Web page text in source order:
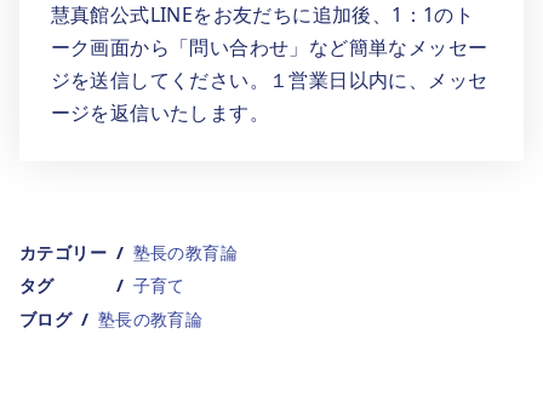
慧真館公式LINEをお友だちに追加後、1：1のト
ーク画面から「問い合わせ」など簡単なメッセー
ジを送信してください。１営業日以内に、メッセ
ージを返信いたします。
カテゴリー
塾長の教育論
タグ
子育て
ブログ
塾長の教育論